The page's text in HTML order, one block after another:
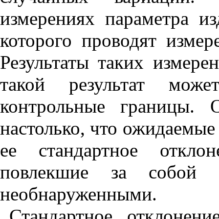
измерениях параметра
которого проводят
Результаты таких
такой результат
контрольные границы.
настолько, что
ее стандартное
повлекшие за собой
необнаруженными.